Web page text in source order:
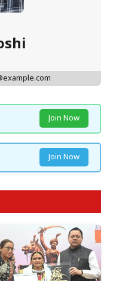
Join Now
Join Now